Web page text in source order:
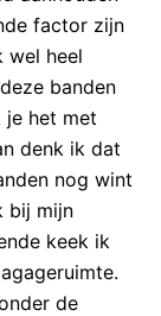
factor zijn
wel heel
banden
je het met
denk ik dat
nog wint
bij mijn
keek ik
de